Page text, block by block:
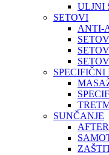
ULJNI
SETOVI
ANTI-
SUNČANJE